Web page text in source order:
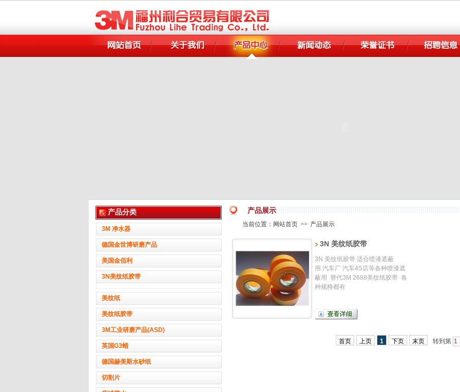
产品分类
3M 净水器
德国金世博研磨产品
美国金佰利
3N美纹纸胶带
美纹纸
美纹纸胶带
3M工业研磨产品(ASD)
英国G3蜡
德国赫美斯水砂纸
切割片
产品展示
当前位置： 网站首页 >> 产品展示
3N 美纹纸胶带
3N 美纹纸胶带 适合喷漆遮蔽
用 汽车厂 汽车4S店等各种喷漆遮
蔽用 替代3M 2688美纹纸胶带 各
种规格都有
首页 上页 1 下页 末页 转到第